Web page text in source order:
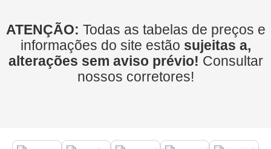
ATENÇÃO: Todas as tabelas de preços e
informações do site estão sujeitas a,
alterações sem aviso prévio! Consultar
nossos corretores!